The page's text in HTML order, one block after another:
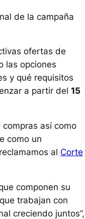
de la campaña
ofertas de
las opciones
y qué requisitos
a partir del 15
así como
como un
al Corte
componen su
trabajan con
creciendo juntos”,